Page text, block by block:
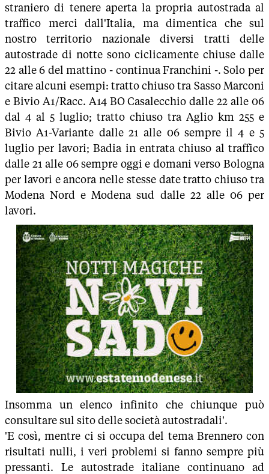
straniero di tenere aperta la propria autostrada al
traffico merci dall'Italia, ma dimentica che sul
nostro territorio nazionale diversi tratti delle
autostrade di notte sono ciclicamente chiuse dalle
22 alle 6 del mattino - continua Franchini -. Solo per
citare alcuni esempi: tratto chiuso tra Sasso Marconi
e Bivio A1/Racc. A14 BO Casalecchio dalle 22 alle 06
dal 4 al 5 luglio; tratto chiuso tra Aglio km 255 e
Bivio A1-Variante dalle 21 alle 06 sempre il 4 e 5
luglio per lavori; Badia in entrata chiuso al traffico
dalle 21 alle 06 sempre oggi e domani verso Bologna
per lavori e ancora nelle stesse date tratto chiuso tra
Modena Nord e Modena sud dalle 22 alle 06 per
lavori.
Insomma un elenco infinito che chiunque può
consultare sul sito delle società autostradali'.
'E così, mentre ci si occupa del tema Brennero con
risultati nulli, i veri problemi si fanno sempre più
pressanti. Le autostrade italiane continuano ad